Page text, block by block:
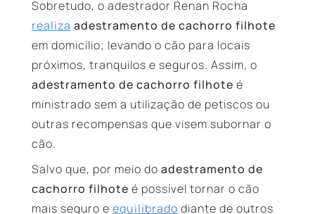
Sobretudo, o adestrador Renan Rocha
realiza adestramento de cachorro filhote
em domicílio; levando o cão para locais
próximos, tranquilos e seguros. Assim, o
adestramento de cachorro filhote é
ministrado sem a utilização de petiscos ou
outras recompensas que visem subornar o
cão.
Salvo que, por meio do adestramento de
cachorro filhote é possível tornar o cão
mais seguro e equilibrado diante de outros